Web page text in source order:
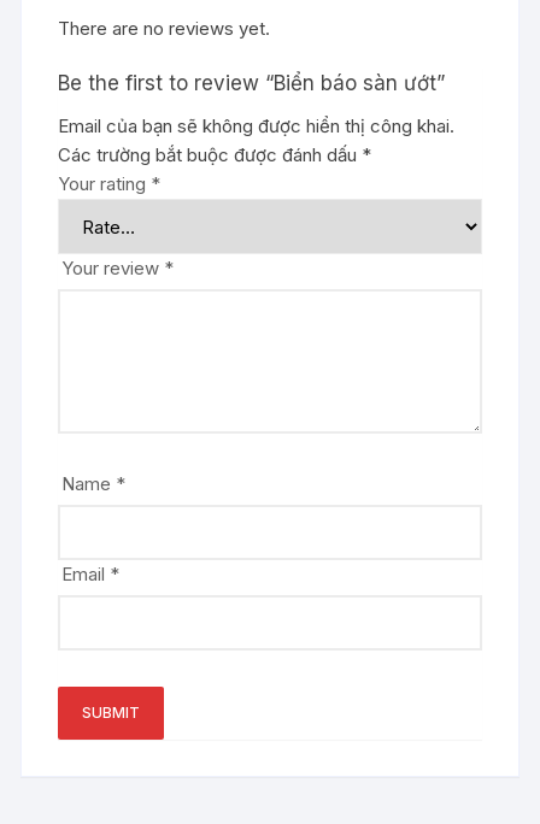
There are no reviews yet.
Be the first to review “Biển báo sàn ướt”
Email của bạn sẽ không được hiển thị công khai.
Các trường bắt buộc được đánh dấu *
Your rating *
Your review *
Name *
Email *